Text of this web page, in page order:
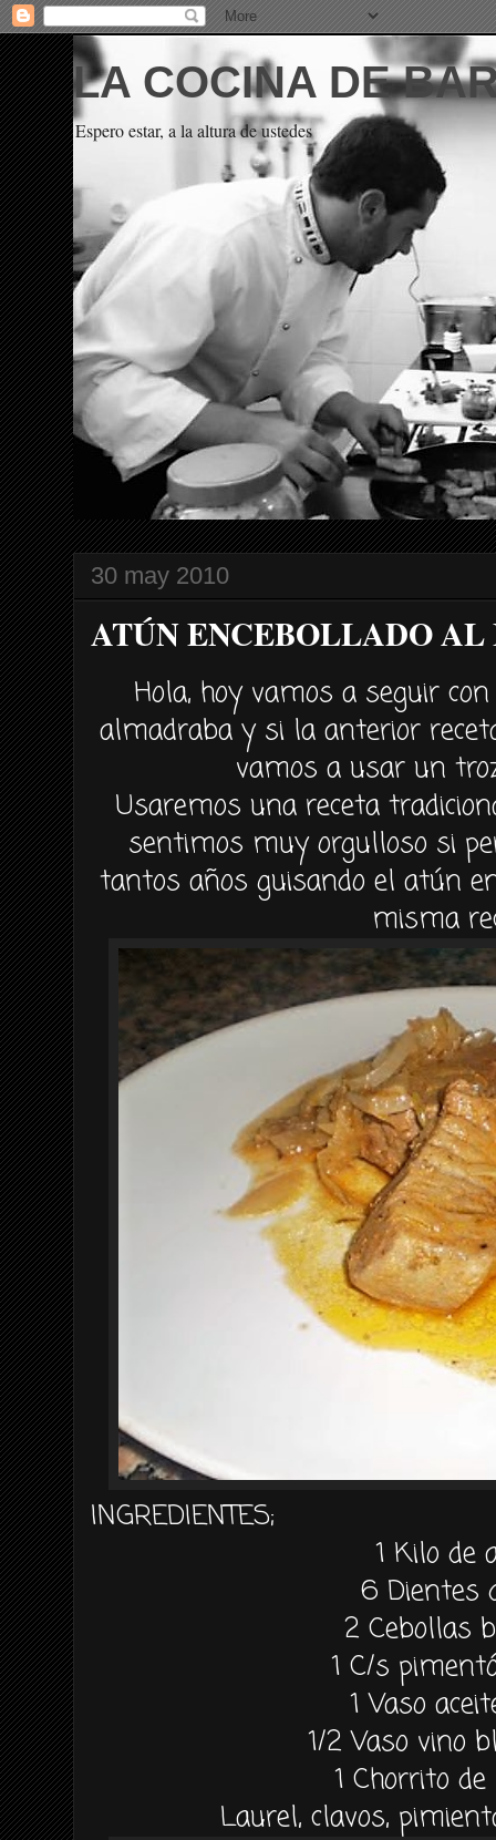
LA COCINA DE
Espero estar, a la altura de ustedes
30 may 2010
ATÚN ENCEBOLLADO
Hola, hoy vamos a seguir
almadraba y si la anterior
vamos a usar un
Usaremos una receta
sentimos muy orgulloso si
tantos años guisando elatún
misma
INGREDIENTES;
1 Kilo de
6 Dientes
2 Cebollas
1 C/s
1 Vaso
1/2 Vaso vino
1 Chorrito
Laurel, clavos,